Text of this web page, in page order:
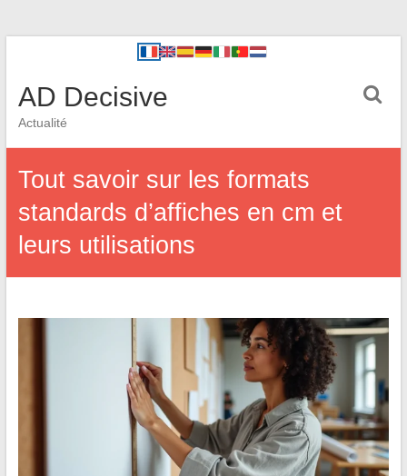
AD Decisive
Actualité
Tout savoir sur les formats
standards d’affiches en cm et
leurs utilisations